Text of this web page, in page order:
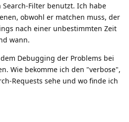
Search-Filter benutzt. Ich habe
obwohl er matchen muss, der
nach einer unbestimmten Zeit
wann.
Debugging der Problems bei
Wie bekomme ich den "verbose",
Requests sehe und wo finde ich